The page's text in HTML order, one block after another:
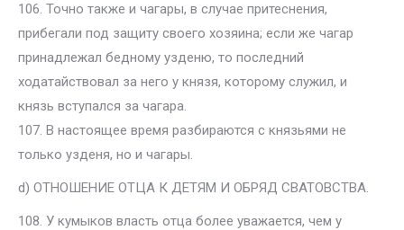
106. Точно также и чагары, в случае притеснения,
прибегали под защиту своего хозяина; если же чагар
принадлежал бедному узденю, то последний
ходатайствовал за него у князя, которому служил, и
князь вступался за чагара.
107. В настоящее время разбираются с князьями не
только узденя, но и чагары.
d) ОТНОШЕНИЕ ОТЦА К ДЕТЯМ И ОБРЯД СВАТОВСТВА.
108. У кумыков власть отца более уважается, чем у